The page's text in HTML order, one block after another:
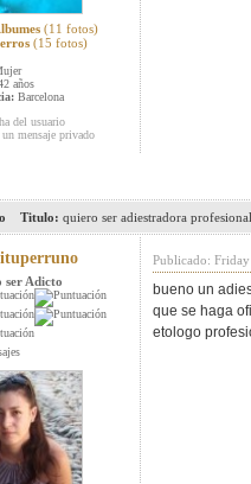
(11 fotos)
(15 fotos)
años
Barcelona
del usuario
mensaje privado
Titulo: quiero ser adiestradora
ser Adicto
Publicado:
bueno un
que se haga
etologo